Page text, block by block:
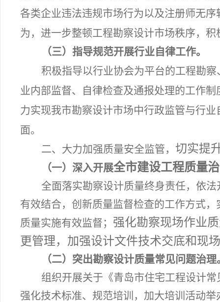
各类企业违法违规市场行为以及注册师无序
为，进一步整顿工程勘察设计市场秩序，
（三）指导规范开展行业自律工作。
积极指导以行业协会为平台的工程勘
业内部监督、自律检查及通报处理的工作
力实现我市勘察设计市场中行政监管与行
面。
二、大力加强质量安全监管， 切实提
（一）深入开展全市建设工程质量
全面落实勘察设计质量终身责任， 依法
有效结合，创新质量监督检查的工作方式
质量实施有效监督； 强化勘察现场作业
更管理，加强设计文件技术交底和现
（二）突出勘察设计质量常见问题治理
组织开展关于《青岛市住宅工程设计
强化技术标准、规范培训，加大培训活动